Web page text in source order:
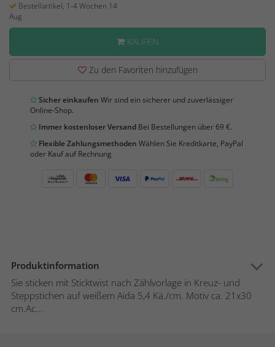
Bestellartikel, 1-4 Wochen 14
Aug
KAUFEN
Zu den Favoriten hinzufügen
Sicher einkaufen Wir sind ein sicherer und zuverlässiger
Online-Shop.
Immer kostenloser Versand Bei Bestellungen über 69 €.
Flexible Zahlungsmethoden Wählen Sie Kreditkarte, PayPal
oder Kauf auf Rechnung
Produktinformation
Sie sticken mit Sticktwist nach Zählvorlage in Kreuz- und
Steppstichen auf weißem Aida 5,4 Kä./cm. Motiv ca. 21x30
cm.Ac...